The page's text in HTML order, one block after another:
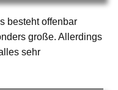
besteht offenbar
große. Allerdings
sehr